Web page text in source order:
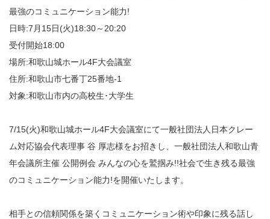
最強のコミュニケーション能力!
日時:7月15日(火)18:30～20:20
受付開始18:00
場所:和歌山城ホール4F大会議室
住所:和歌山市七番丁25番地-1
対象:和歌山市内の高校生･大学生
7/15(火)和歌山城ホール4F大会議室にて一般社団法人日本クレー
ム対応協会代表理事 谷 厚志様をお招きし、一般社団法人和歌山青
年会議所主催 公開例会 みんなの心を鷲掴み!!社会で生き残る最強
のコミュニケーション能力!を開催いたします。
相手との信頼関係を築くコミュニケーション術や印象に残る話し